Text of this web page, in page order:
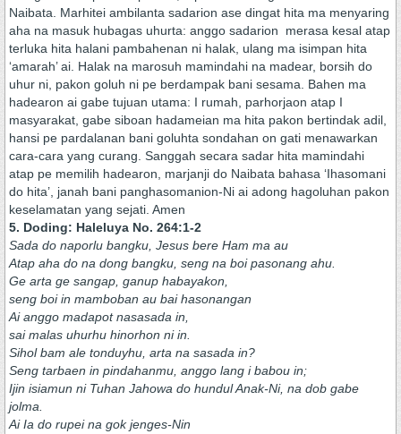
Naibata. Marhitei ambilanta sadarion ase dingat hita ma menyaring
aha na masuk hubagas uhurta: anggo sadarion merasa kesal atap
terluka hita halani pambahenan ni halak, ulang ma isimpan hita
‘amarah’ ai. Halak na marosuh mamindahi na madear, borsih do
uhur ni, pakon goluh ni pe berdampak bani sesama. Bahen ma
hadearon ai gabe tujuan utama: I rumah, parhorjaon atap I
masyarakat, gabe siboan hadameian ma hita pakon bertindak adil,
hansi pe pardalanan bani goluhta sondahan on gati menawarkan
cara-cara yang curang. Sanggah secara sadar hita mamindahi
atap pe memilih hadearon, marjanji do Naibata bahasa ‘Ihasomani
do hita’, janah bani panghasomanion-Ni ai adong hagoluhan pakon
keselamatan yang sejati. Amen
5. Doding: Haleluya No. 264:1-2
Sada do naporlu bangku, Jesus bere Ham ma au
Atap aha do na dong bangku, seng na boi pasonang ahu.
Ge arta ge sangap, ganup habayakon,
seng boi in mamboban au bai hasonangan
Ai anggo madapot nasasada in,
sai malas uhurhu hinorhon ni in.
Sihol bam ale tonduyhu, arta na sasada in?
Seng tarbaen in pindahanmu, anggo lang i babou in;
Ijin isiamun ni Tuhan Jahowa do hundul Anak-Ni, na dob gabe
jolma.
Ai Ia do rupei na gok jenges-Nin